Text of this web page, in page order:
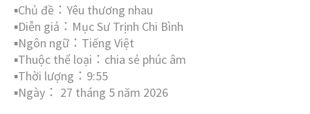
▪︎Chủ đề：Yêu thương nhau
▪︎Diễn giả：Mục Sư Trịnh Chi Bình
▪︎Ngôn ngữ：Tiếng Việt
▪︎Thuộc thể loại：chia sẻ phúc âm
▪︎Thời lượng：9:55
▪︎Ngày： 27 tháng 5 năm 2026